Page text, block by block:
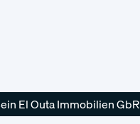
El Outa Immobilien GbR